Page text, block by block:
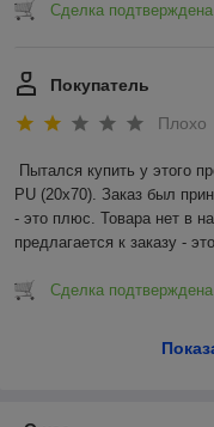
Сделка подтверждена
Покупатель
Плохо
Пытался купить у этого
PU (20x70). Заказ был
- это плюс. Товара нет в
предлагается к заказу -
Сделка подтверждена